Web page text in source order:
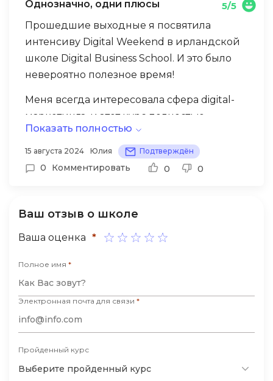
старт для тех, кто хочет освоить основы
digital-маркетинга. Однако, для глубокого
погружения в конкретные темы может
потребоваться дополнительное
самостоятельное изучение материалов.
интересующие вопросы и получить
индивидуальные рекомендации.
Однозначно, одни плюсы
5/5
Прошедшие выходные я посвятила
интенсиву Digital Weekend в ирландской
школе Digital Business School. И это было
невероятно полезное время!
Меня всегда интересовала сфера digital-
маркетинга, и этот курс полностью
оправдал мои ожидания. Особенно
приятно было, что обучение проводили
настоящие эксперты из крупных digital-
срок охватить широкий спектр тем: от
создания сайтов и SEO до
комплексной digital-стратегии. В целом,
курс оставил очень положительное
впечатление. Я получила массу полезной
информации и вдохновения для
дальнейшего развития в сфере digital-
маркетинга. Если вы хотите получить
системные знания и практические
Показать полностью
15 августа 2024 Юлия Подтверждён
0 Комментировать 0 0
Ваш отзыв о школе
Ваша оценка *
Полное имя *
Электронная почта для связи *
Пройденный курс
Выберите пройденный курс